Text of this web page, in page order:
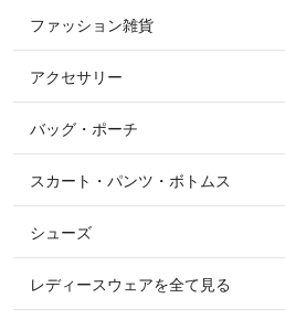
ニット・セーター
シャツ・ブラウス・ワンピース
ショージャケット
ショーシャツ
ファッション雑貨
すべてのファッション雑貨
ソックス
ベルト
アクセサリー
すべてのアクセサリー
リング
ピアス・イヤリング
バッグ・ポーチ
スカート・パンツ・ボトムス
シューズ
レディースウェアを全て見る